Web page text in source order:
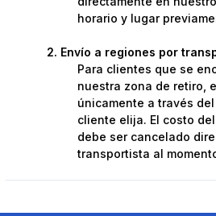
horario y lugar
Envío a regiones por
Para clientes que se
nuestra zona de retiro,
únicamente a través
cliente elija. El costo
debe ser cancelado
transportista al